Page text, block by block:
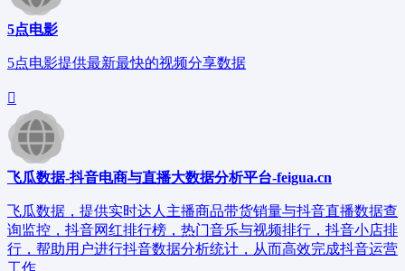
5点电影
5点电影提供最新最快的视频分享数据
飞瓜数据-抖音电商与直播大数据分析平台-feigua.cn
飞瓜数据，提供实时达人主播商品带货销量与抖音直播数据查
询监控，抖音网红排行榜，热门音乐与视频排行，抖音小店排
行，帮助用户进行抖音数据分析统计，从而高效完成抖音运营
工作。